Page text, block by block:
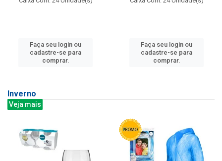
Faça seu login ou
cadastre-se para
comprar.
Faça seu login ou
cadastre-se para
comprar.
Inverno
Veja mais